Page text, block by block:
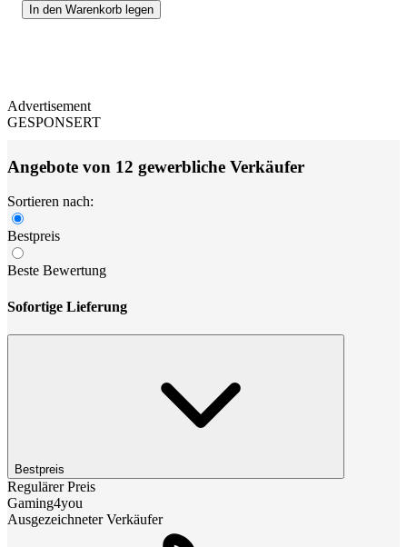
In den Warenkorb legen
Advertisement
GESPONSERT
Angebote von 12 gewerbliche Verkäufer
Sortieren nach:
Bestpreis
Beste Bewertung
Sofortige Lieferung
Bestpreis
Regulärer Preis
Gaming4you
Ausgezeichneter Verkäufer